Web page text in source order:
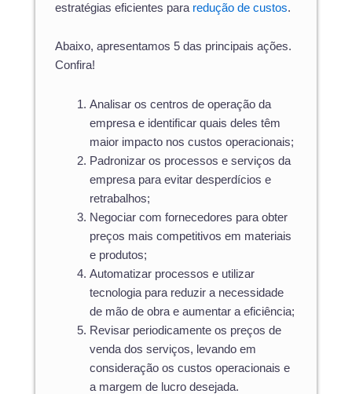
estratégias eficientes para redução de custos.
Abaixo, apresentamos 5 das principais ações.
Confira!
Analisar os centros de operação da
empresa e identificar quais deles têm
maior impacto nos custos operacionais;
Padronizar os processos e serviços da
empresa para evitar desperdícios e
retrabalhos;
Negociar com fornecedores para obter
preços mais competitivos em materiais
e produtos;
Automatizar processos e utilizar
tecnologia para reduzir a necessidade
de mão de obra e aumentar a eficiência;
Revisar periodicamente os preços de
venda dos serviços, levando em
consideração os custos operacionais e
a margem de lucro desejada.